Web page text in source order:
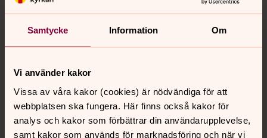
Samtycke Information Om
Vi använder kakor
Vissa av våra kakor (cookies) är nödvändiga för att
webbplatsen ska fungera. Här finns också kakor för
analys och kakor som förbättrar din användarupplevelse,
samt kakor som används för marknadsföring och när vi
när livet flyter på och när det är tungt.
Vill du hjälpa till?
Många av kyrkans uppgifter sköts av människor som
Vill du också hjälpa till?